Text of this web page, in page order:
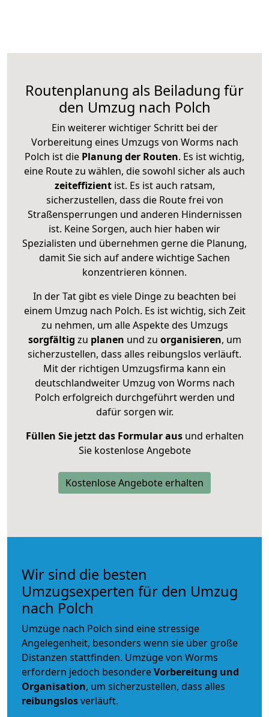
Routenplanung als Beiladung für
den Umzug nach Polch
Ein weiterer wichtiger Schritt bei der
Vorbereitung eines Umzugs von Worms nach
Polch ist die Planung der Routen. Es ist wichtig,
eine Route zu wählen, die sowohl sicher als auch
zeiteffizientist. Es ist auch ratsam,
sicherzustellen, dass die Route frei von
Straßensperrungen und anderen Hindernissen
ist. Keine Sorgen, auch hier haben wir
Spezialisten und übernehmen gerne die Planung,
damit Sie sich auf andere wichtige Sachen
konzentrieren können.
In der Tat gibt es viele Dinge zu beachten bei
einem Umzug nach Polch. Es ist wichtig, sich Zeit
zu nehmen, um alle Aspekte des Umzugs
sorgfältig zu planen und zu organisieren, um
sicherzustellen, dass alles reibungslos verläuft.
Mit der richtigen Umzugsfirma kann ein
deutschlandweiter Umzug von Worms nach
Polch erfolgreich durchgeführt werden und
dafür sorgen wir.
Füllen Sie jetzt das Formular ausund erhalten
Sie kostenlose Angebote
Kostenlose Angebote erhalten
Wir sind die besten
Umzugsexperten für den Umzug
nach Polch
Umzüge nach Polch sind eine stressige
Angelegenheit, besonders wenn sie über große
Distanzen stattfinden. Umzüge von Worms
erfordern jedoch besondereVorbereitung und
Organisation, um sicherzustellen, dass alles
reibungslosverläuft.